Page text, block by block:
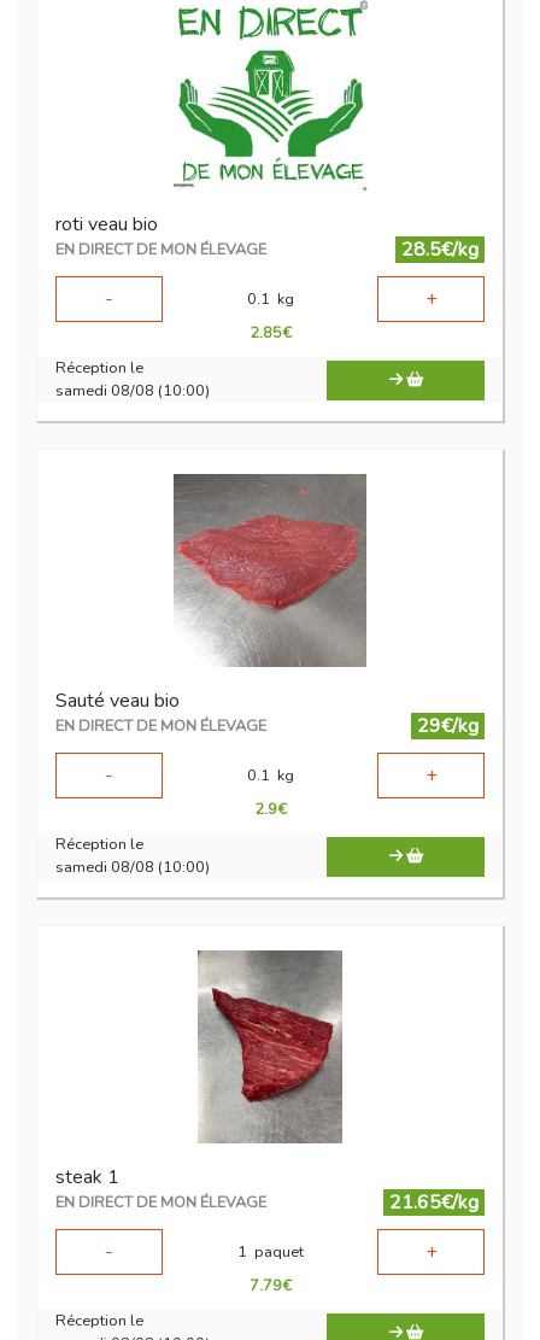
roti veau bio
EN DIRECT DE MON ÉLEVAGE
28.5€/kg
-
0.1 kg +
2.85€
Réception le
samedi 08/08 (10:00)
Sauté veau bio
EN DIRECT DE MON ÉLEVAGE
29€/kg
-
0.1 kg +
2.9€
Réception le
samedi 08/08 (10:00)
steak 1
EN DIRECT DE MON ÉLEVAGE
21.65€/kg
-
1 paquet +
7.79€
Réception le